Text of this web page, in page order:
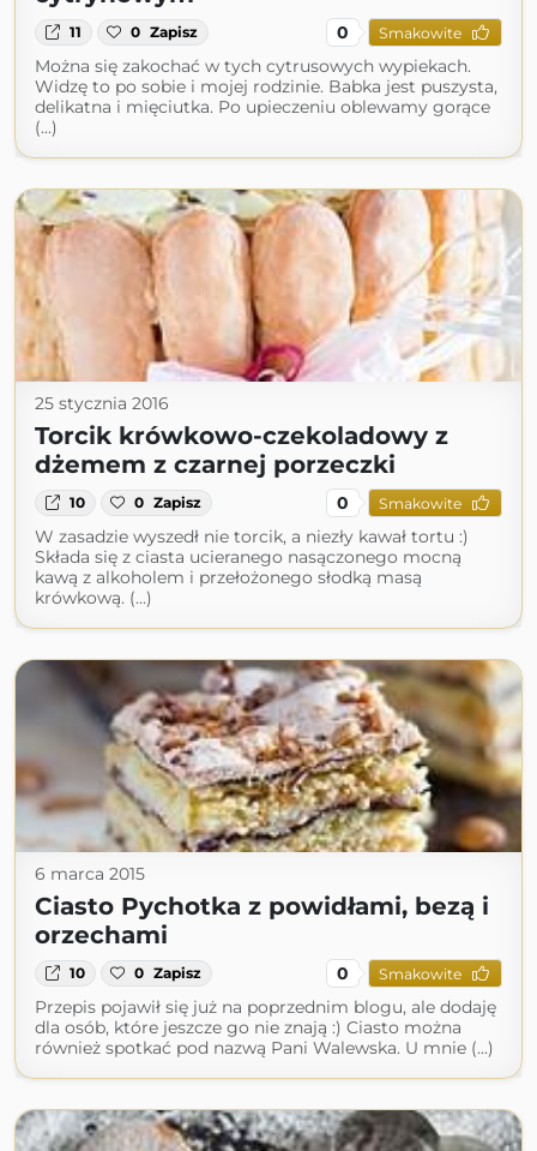
11 0 Zapisz 0 Smakowite
Można się zakochać w tych cytrusowych wypiekach.
Widzę to po sobie i mojej rodzinie. Babka jest puszysta,
delikatna i mięciutka. Po upieczeniu oblewamy gorące
(...)
25 stycznia 2016
Torcik krówkowo-czekoladowy z
dżemem z czarnej porzeczki
10 0 Zapisz 0 Smakowite
W zasadzie wyszedł nie torcik, a niezły kawał tortu :)
Składa się z ciasta ucieranego nasączonego mocną
kawą z alkoholem i przełożonego słodką masą
krówkową. (...)
6 marca 2015
Ciasto Pychotka z powidłami, bezą i
orzechami
10 0 Zapisz 0 Smakowite
Przepis pojawił się już na poprzednim blogu, ale dodaję
dla osób, które jeszcze go nie znają :) Ciasto można
również spotkać pod nazwą Pani Walewska. U mnie (...)